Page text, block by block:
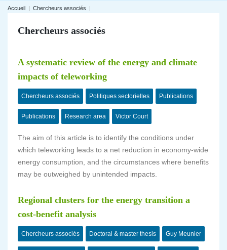
Accueil | Chercheurs associés |
Chercheurs associés
A systematic review of the energy and climate
impacts of teleworking
Chercheurs associés Politiques sectorielles Publications
Publications Research area Victor Court
The aim of this article is to identify the conditions under
which teleworking leads to a net reduction in economy-wide
energy consumption, and the circumstances where benefits
may be outweighed by unintended impacts.
Regional clusters for the energy transition a
cost-benefit analysis
Chercheurs associés Doctoral & master thesis Guy Meunier